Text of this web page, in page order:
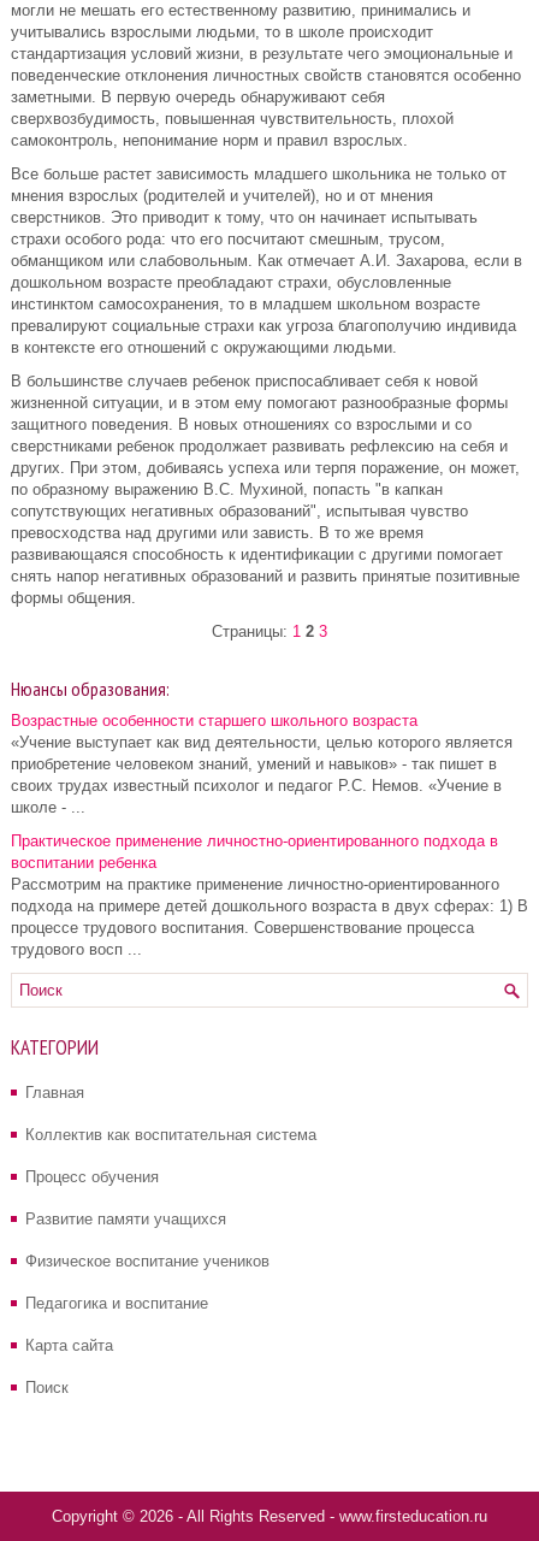
могли не мешать его естественному развитию, принимались и
учитывались взрослыми людьми, то в школе происходит
стандартизация условий жизни, в результате чего эмоциональные и
поведенческие отклонения личностных свойств становятся особенно
заметными. В первую очередь обнаруживают себя
сверхвозбудимость, повышенная чувствительность, плохой
самоконтроль, непонимание норм и правил взрослых.
Все больше растет зависимость младшего школьника не только от
мнения взрослых (родителей и учителей), но и от мнения
сверстников. Это приводит к тому, что он начинает испытывать
страхи особого рода: что его посчитают смешным, трусом,
обманщиком или слабовольным. Как отмечает А.И. Захарова, если в
дошкольном возрасте преобладают страхи, обусловленные
инстинктом самосохранения, то в младшем школьном возрасте
превалируют социальные страхи как угроза благополучию индивида
в контексте его отношений с окружающими людьми.
В большинстве случаев ребенок приспосабливает себя к новой
жизненной ситуации, и в этом ему помогают разнообразные формы
защитного поведения. В новых отношениях со взрослыми и со
сверстниками ребенок продолжает развивать рефлексию на себя и
других. При этом, добиваясь успеха или терпя поражение, он может,
по образному выражению В.С. Мухиной, попасть "в капкан
сопутствующих негативных образований", испытывая чувство
превосходства над другими или зависть. В то же время
развивающаяся способность к идентификации с другими помогает
снять напор негативных образований и развить принятые позитивные
формы общения.
Страницы: 1 2 3
Нюансы образования:
Возрастные особенности старшего школьного возраста
«Учение выступает как вид деятельности, целью которого является
приобретение человеком знаний, умений и навыков» - так пишет в
своих трудах известный психолог и педагог Р.С. Немов. «Учение в
школе - ...
Практическое применение личностно-ориентированного подхода в
воспитании ребенка
Рассмотрим на практике применение личностно-ориентированного
подхода на примере детей дошкольного возраста в двух сферах: 1) В
процессе трудового воспитания. Совершенствование процесса
трудового восп ...
КАТЕГОРИИ
Главная
Коллектив как воспитательная система
Процесс обучения
Развитие памяти учащихся
Физическое воспитание учеников
Педагогика и воспитание
Карта сайта
Поиск
Copyright © 2026 - All Rights Reserved - www.firsteducation.ru